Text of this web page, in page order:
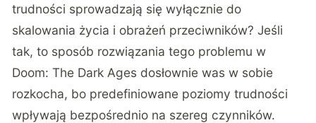
trudności sprowadzają się wyłącznie do
skalowania życia i obrażeń przeciwników? Jeśli
tak, to sposób rozwiązania tego problemu w
Doom: The Dark Ages dosłownie was w sobie
rozkocha, bo predefiniowane poziomy trudności
wpływają bezpośrednio na szereg czynników.